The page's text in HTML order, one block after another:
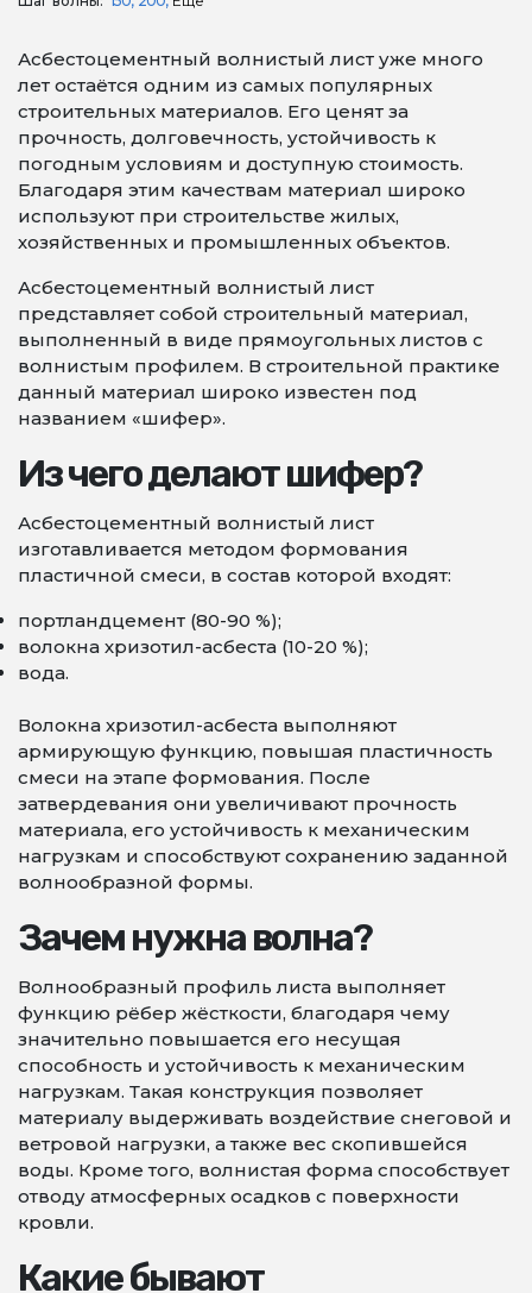
Асбестоцементный волнистый лист уже много
лет остаётся одним из самых популярных
строительных материалов. Его ценят за
прочность, долговечность, устойчивость к
погодным условиям и доступную стоимость.
Благодаря этим качествам материал широко
используют при строительстве жилых,
хозяйственных и промышленных объектов.
Асбестоцементный волнистый лист
представляет собой строительный материал,
выполненный в виде прямоугольных листов с
волнистым профилем. В строительной практике
данный материал широко известен под
названием «шифер».
Из чего делают шифер?
Асбестоцементный волнистый лист
изготавливается методом формования
пластичной смеси, в состав которой входят:
портландцемент (80-90 %);
волокна хризотил-асбеста (10-20 %);
вода.
Волокна хризотил-асбеста выполняют
армирующую функцию, повышая пластичность
смеси на этапе формования. После
затвердевания они увеличивают прочность
материала, его устойчивость к механическим
нагрузкам и способствуют сохранению заданной
волнообразной формы.
Зачем нужна волна?
Волнообразный профиль листа выполняет
функцию рёбер жёсткости, благодаря чему
значительно повышается его несущая
способность и устойчивость к механическим
нагрузкам. Такая конструкция позволяет
материалу выдерживать воздействие снеговой и
ветровой нагрузки, а также вес скопившейся
воды. Кроме того, волнистая форма способствует
отводу атмосферных осадков с поверхности
кровли.
Какие бывают